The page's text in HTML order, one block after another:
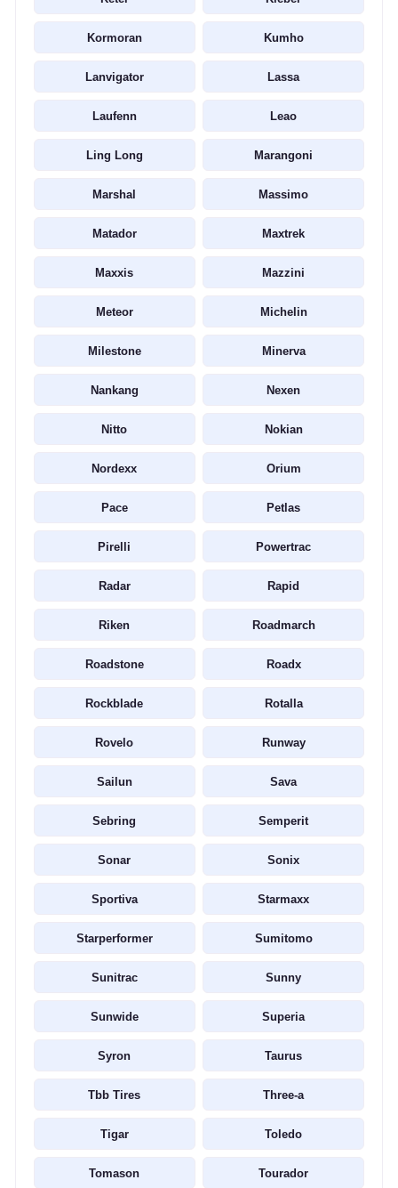
Kormoran Kumho
Lanvigator Lassa
Laufenn Leao
Ling Long Marangoni
Marshal Massimo
Matador Maxtrek
Maxxis Mazzini
Meteor Michelin
Milestone Minerva
Nankang Nexen
Nitto Nokian
Nordexx Orium
Pace Petlas
Pirelli Powertrac
Radar Rapid
Riken Roadmarch
Roadstone Roadx
Rockblade Rotalla
Rovelo Runway
Sailun Sava
Sebring Semperit
Sonar Sonix
Sportiva Starmaxx
Starperformer Sumitomo
Sunitrac Sunny
Sunwide Superia
Syron Taurus
Tbb Tires Three-a
Tigar Toledo
Tomason Tourador